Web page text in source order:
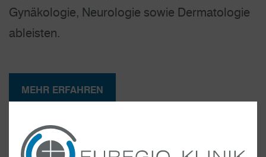
Gynäkologie, Neurologie sowie Dermatologie
ableisten.
MEHR ERFAHREN